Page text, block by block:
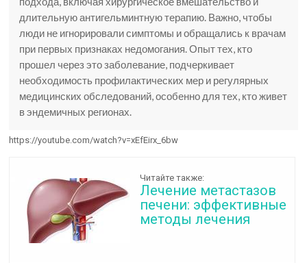
длительную антигельминтную терапию. Важно, чтобы
люди не игнорировали симптомы и обращались к врачам
при первых признаках недомогания. Опыт тех, кто
прошел через это заболевание, подчеркивает
необходимость профилактических мер и регулярных
медицинских обследований, особенно для тех, кто живет
в эндемичных регионах.
https://youtube.com/watch?v=xEfEirx_6bw
Читайте также:
Лечение метастазов
печени: эффективные
методы лечения